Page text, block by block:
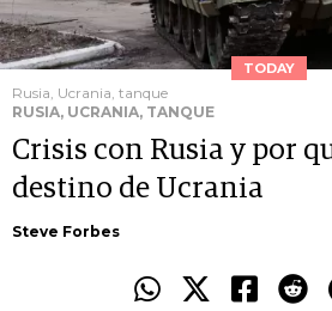
TODAY
Rusia, Ucrania, tanque
RUSIA, UCRANIA, TANQUE
Crisis con Rusia y por
destino de Ucrania
Steve Forbes